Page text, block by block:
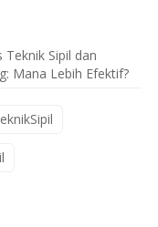
Sipil dan
Mana Lebih Efektif?